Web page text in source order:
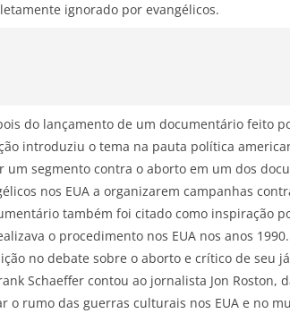
ignorado por evangélicos.
do lançamento de um documentário feito
introduziu o tema na pauta política
segmento contra o aborto em um dos
nos EUA a organizarem campanhas
também foi citado como inspiração
o procedimento nos EUA nos anos 1990.
no debate sobre o aborto e crítico de seu
Schaeffer contou ao jornalista Jon Roston,
o rumo das guerras culturais nos EUA e no